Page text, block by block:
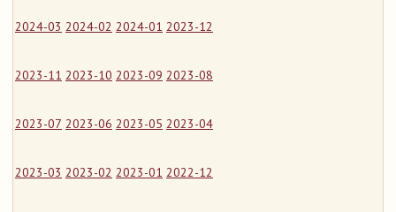
2024-03 2024-02 2024-01 2023-12
2023-11 2023-10 2023-09 2023-08
2023-07 2023-06 2023-05 2023-04
2023-03 2023-02 2023-01 2022-12